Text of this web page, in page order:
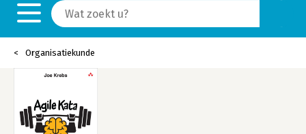
Organisatiekunde